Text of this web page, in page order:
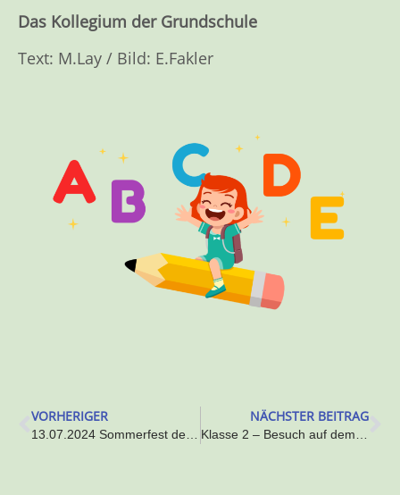
Das Kollegium der Grundschule
Text: M.Lay / Bild: E.Fakler
VORHERIGER NÄCHSTER BEITRAG